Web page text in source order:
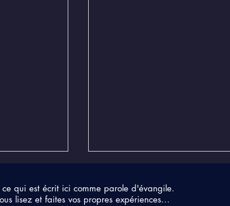
qui est écrit ici comme parole d'évangile.
lisez et faites vos propres expériences...